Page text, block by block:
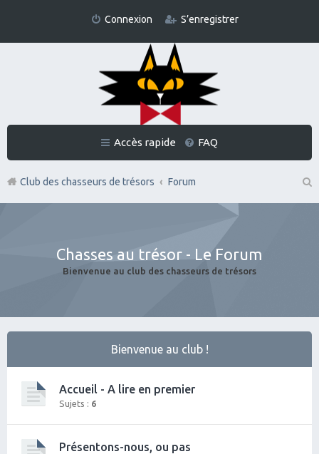
Connexion S’enregistrer
Accès rapide FAQ
Club des chasseurs de trésors
Forum
Re
Chasses au trésor - Le Forum
Bienvenue au club des chasseurs de trésors
Bienvenue au club !
Accueil - A lire en premier
Sujets : 6
Présentons-nous, ou pas